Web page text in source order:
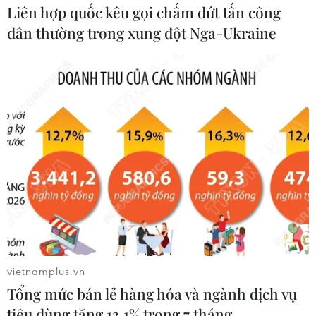
chuyên sâu tại Bệnh viện K
06/08/2026 02:13
Chọn đúng đầu tàu: Danh mục
toán giao nhiệm vụ
06/08/2026 00:56
Phát triển mô hình AI giải mã “ngôn
ngữ của não bộ”
05/08/2026 23:26
Hưởng ứng Ngày An
ninh mạng Việt Nam: Những thông
Liên hợp quốc kêu gọi chấm dứt tấn công
dân thường trong xung đột Nga-Ukraine
vietnamplus.vn
Tổng mức bán lẻ hàng hóa và ngành dịch vụ